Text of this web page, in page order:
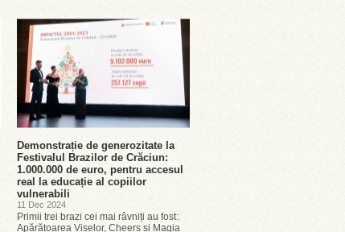
Demonstrație de generozitate la
Festivalul Brazilor de Crăciun:
1.000.000 de euro, pentru accesul
real la educație al copiilor
vulnerabili
11 Dec 2024
Primii trei brazi cei mai râvniți au fost:
Apărătoarea Viselor, Cheers și Magia